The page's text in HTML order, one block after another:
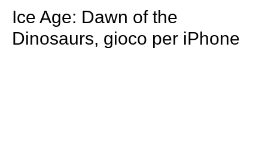
Ice Age: Dawn of the
Dinosaurs, gioco per iPhone